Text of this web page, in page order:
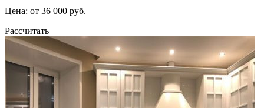
Цена: от 36 000 руб.
Рассчитать